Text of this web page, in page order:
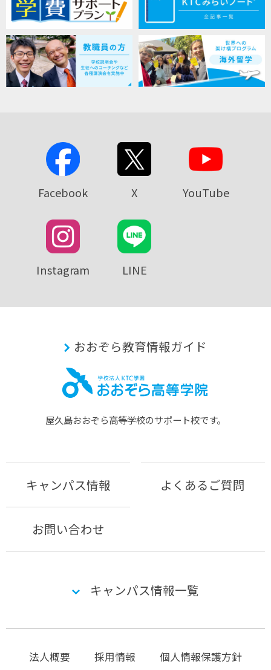
Facebook X YouTube
Instagram LINE
おおぞら教育情報ガイド
屋久島おおぞら⾼等学校のサポート校です。
キャンパス情報 よくあるご質問
お問い合わせ
キャンパス情報一覧
法人概要 採用情報 個人情報保護方針